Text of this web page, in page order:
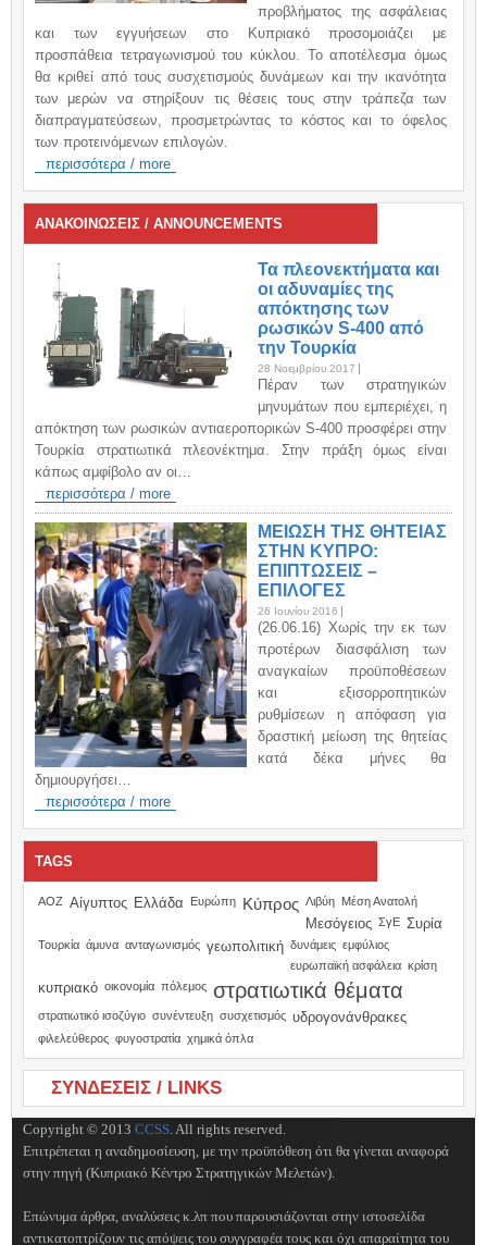
προβλήματος της ασφάλειας
και των εγγυήσεων στο Κυπριακό προσομοιάζει με
προσπάθεια τετραγωνισμού του κύκλου. Το αποτέλεσμα όμως
θα κριθεί από τους συσχετισμούς δυνάμεων και την ικανότητα
των μερών να στηρίξουν τις θέσεις τους στην τράπεζα των
διαπραγματεύσεων, προσμετρώντας το κόστος και το όφελος
των προτεινόμενων επιλογών.
περισσότερα / more
ΑΝΑΚΟΙΝΩΣΕΙΣ / ANNOUNCEMENTS
Τα πλεονεκτήματα και
οι αδυναμίες της
απόκτησης των
ρωσικών S-400 από
την Τουρκία
28 Νοεμβρίου 2017
Πέραν των στρατηγικών
μηνυμάτων που εμπεριέχει, η
απόκτηση των ρωσικών αντιαεροπορικών S-400 προσφέρει στην
Τουρκία στρατιωτικά πλεονέκτημα. Στην πράξη όμως είναι
κάπως αμφίβολο αν οι…
περισσότερα / more
ΜΕΙΩΣΗ ΤΗΣ ΘΗΤΕΙΑΣ
ΣΤΗΝ ΚΥΠΡΟ:
ΕΠΙΠΤΩΣΕΙΣ –
ΕΠΙΛΟΓΕΣ
26 Ιουνίου 2016
(26.06.16) Χωρίς την εκ των
προτέρων διασφάλιση των
αναγκαίων προϋποθέσεων
και εξισορροπητικών
ρυθμίσεων η απόφαση για
δραστική μείωση της θητείας
κατά δέκα μήνες θα
δημιουργήσει…
περισσότερα / more
TAGS
ΑΟΖ Αίγυπτος Ελλάδα Ευρώπη Κύπρος Λιβύη Μέση Ανατολή
Μεσόγειος ΣγΕ Συρία
Τουρκία άμυνα ανταγωνισμός γεωπολιτική δυνάμεις εμφύλιος
ευρωπαϊκή ασφάλεια κρίση
κυπριακό οικονομία πόλεμος στρατιωτικά θέματα
στρατιωτικό ισοζύγιο συνέντευξη συσχετισμός υδρογονάνθρακες
φιλελεύθερος φυγοστρατία χημικά όπλα
ΣΥΝΔΕΣΕΙΣ / LINKS
Copyright © 2013 CCSS . All rights reserved.
Επιτρέπεται η αναδημοσίευση, με την προϋπόθεση ότι θα γίνεται αναφορά
στην πηγή (Κυπριακό Κέντρο Στρατηγικών Μελετών).
Επώνυμα άρθρα, αναλύσεις κ.λπ που παρουσιάζονται στην ιστοσελίδα
αντικατοπτρίζουν τις απόψεις του συγγραφέα τους και όχι απαραίτητα του